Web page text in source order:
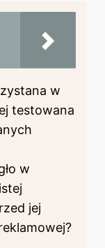
w
testowana
w
jej